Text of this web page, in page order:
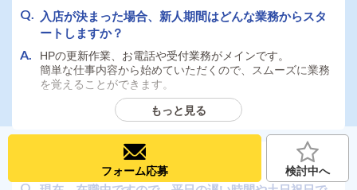
社員寮は即日入居可能でしょうか？個人寮・ルームシ
ェアなど可能な範囲で教えてください。
3LDKのルームシェア(台所・風呂・トイレ共同)です。また
一部屋に複数人入居することはございません。
費用は月5万円(水道光熱費込)です。ご希望の場合は、ご応
募の際に「寮希望」とご記載ください。
シフトについて質問です。休日のとり方や平均勤務時
入店が決まった場合、新人期間はどんな業務からスタ
ートしますか？
HPの更新作業、お電話や受付業務がメインです。
簡単な仕事内容から始めていただくので、スムーズに業務
を覚えることができます。
服装や髪型の規定はありますか？金髪・ピアスなど制
限ありましたら教えてください。
当グループの身だしなみの規定がございます。
もっと見る
フォーム応募 検討中へ